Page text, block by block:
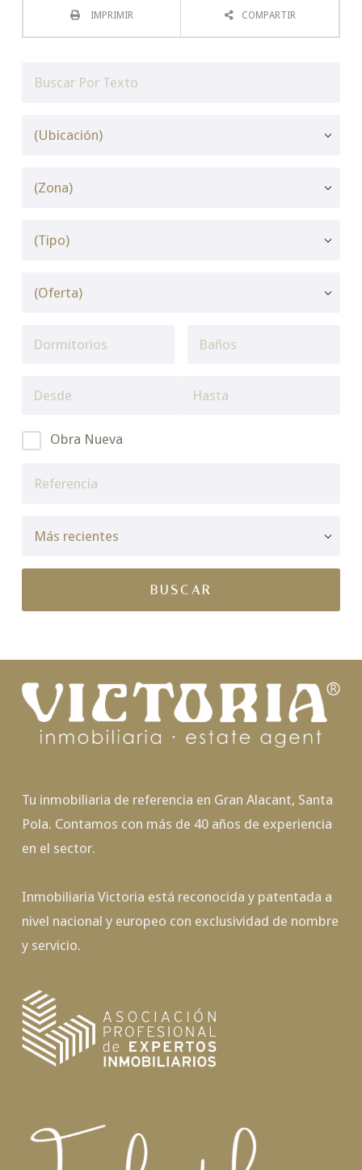
IMPRIMIR COMPARTIR
Obra Nueva
Tu inmobiliaria de referencia en Gran Alacant, Santa
Pola. Contamos con más de 40 años de experiencia
en el sector.
Inmobiliaria Victoria está reconocida y patentada a
nivel nacional y europeo con exclusividad de nombre
y servicio.